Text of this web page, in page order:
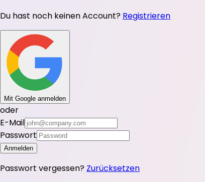
Du hast noch keinen Account? Registrieren
Mit Google anmelden
oder
E-Mail
Passwort
Anmelden
Passwort vergessen? Zurücksetzen